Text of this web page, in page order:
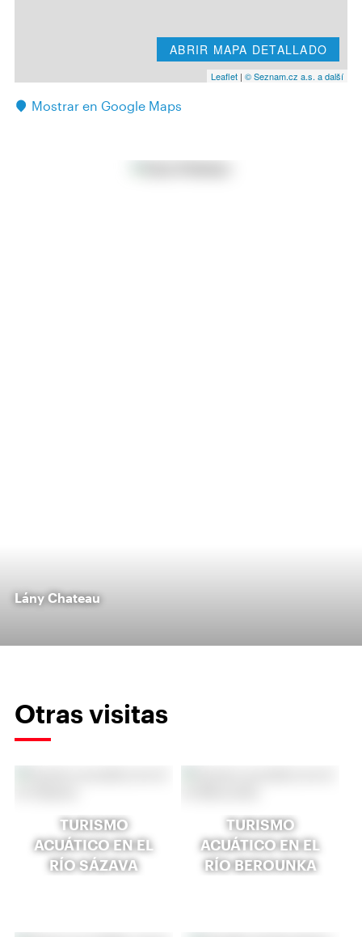
ABRIR MAPA DETALLADO
Leaflet | © Seznam.cz a.s. a další
Mostrar en Google Maps
Lány Chateau
Otras visitas
TURISMO
ACUÁTICO EN EL
RÍO SÁZAVA
TURISMO
ACUÁTICO EN EL
RÍO BEROUNKA